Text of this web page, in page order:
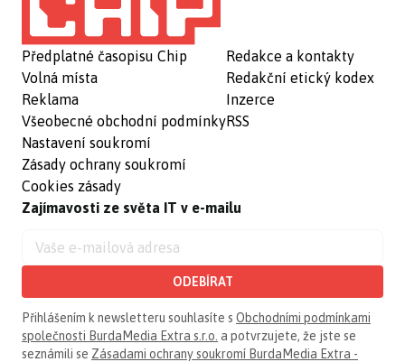
Předplatné časopisu Chip
Volná místa
Reklama
Všeobecné obchodní podmínky
Nastavení soukromí
Zásady ochrany soukromí
Cookies zásady
Redakce a kontakty
Redakční etický kodex
Inzerce
RSS
Zajímavosti ze světa IT v e-mailu
ODEBÍRAT
Přihlášením k newsletteru souhlasíte s Obchodními podmínkami
společnosti BurdaMedia Extra s.r.o. a potvrzujete, že jste se
seznámili se Zásadami ochrany soukromí BurdaMedia Extra -